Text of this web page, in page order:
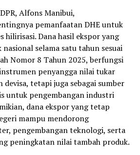
Alfons Manibui,
pemanfaatan DHE untuk
hilirisasi. Dana hasil ekspor yang
selama satu tahun sesuai
Nomor 8 Tahun 2025, berfungsi
penyangga nilai tukar
devisa, tetapi juga sebagai sumber
untuk pengembangan industri
dana ekspor yang tetap
mampu mendorong
pengembangan teknologi, serta
peningkatan nilai tambah produk.